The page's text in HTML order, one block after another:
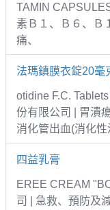
TAMIN
素Ｂ１、Ｂ６、Ｂ
痛、
法瑪鎮膜衣錠20毫
otidine F.C.
份有限公司 | 胃潰
消化管出血(消化性
四益乳膏
EREE CREAM
司 | 急救、預防及